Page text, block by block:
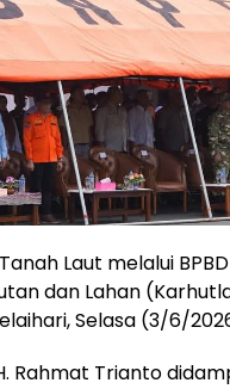
Laut melalui
dan Lahan
Selasa (3/6/
Rahmat Trianto